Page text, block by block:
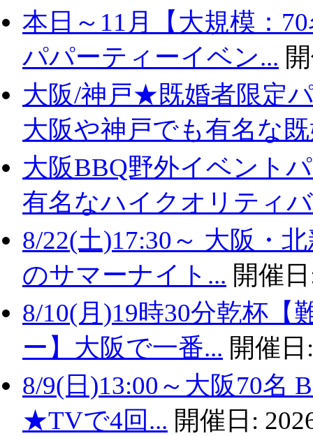
本日～11月【大規模：
パパーティーイベン...
大阪/神戸★既婚者限定
大阪や神戸でも有名な
大阪BBQ野外イベント
有名なハイクオリティ
8/22(土)17:30～ 大阪・
のサマーナイト... 開催
8/10(月)19時30分乾杯【
ー】大阪で一番... 開催
8/9(日)13:00～大阪70名
★TVで4回... 開催日: